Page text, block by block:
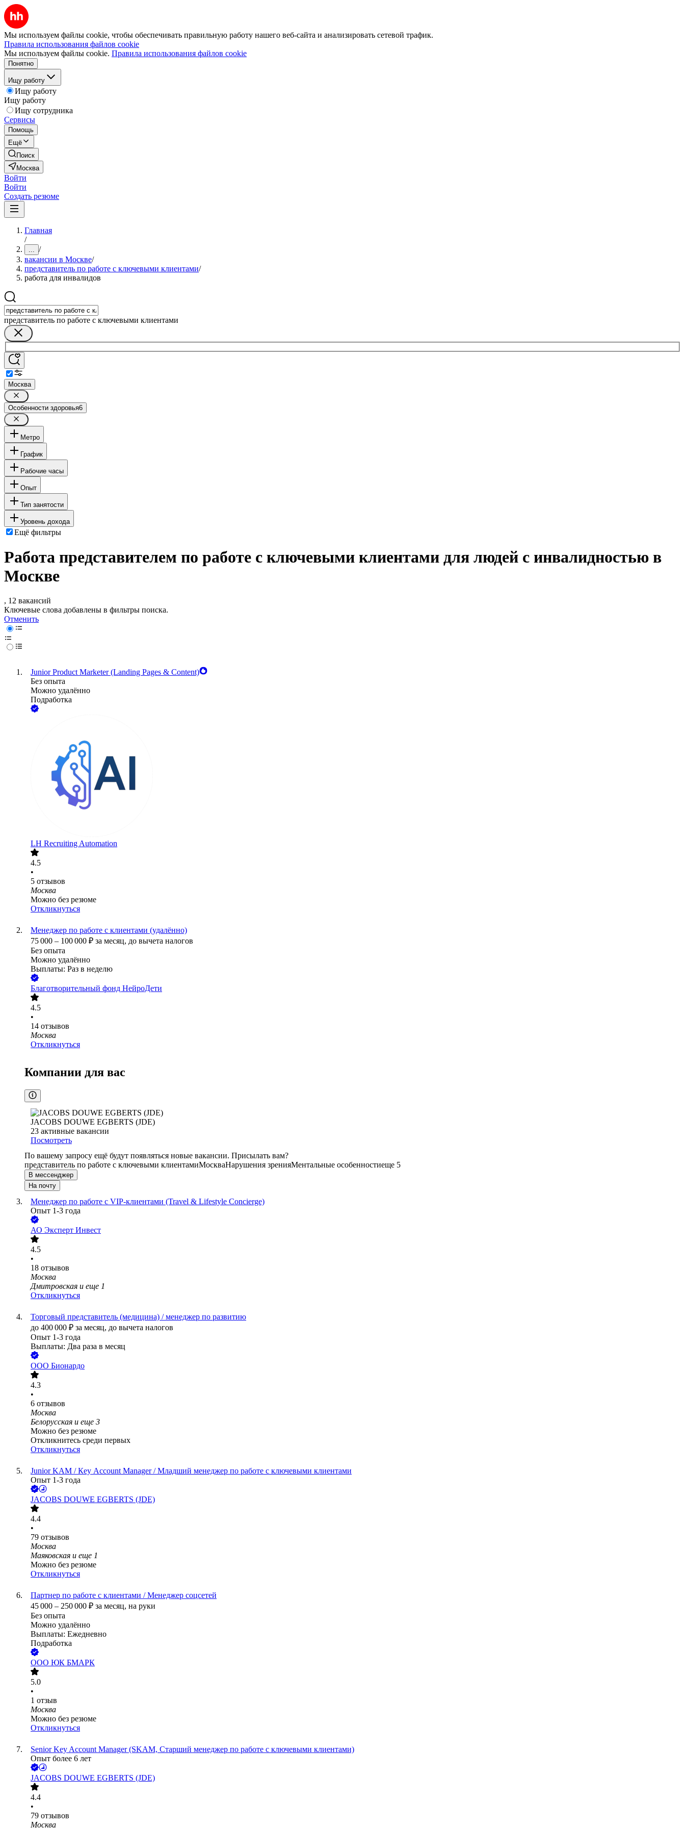
Мы используем файлы cookie, чтобы обеспечивать правильную работу нашего веб-сайта и анализировать сетевой трафик.
Правила использования файлов cookie
Мы используем файлы cookie. Правила использования файлов cookie
Понятно
Ищу работу
Ищу работу
Ищу работу
Ищу сотрудника
Сервисы
Помощь
Ещё
Поиск
Москва
Войти
Войти
Создать резюме
Главная
/
... /
вакансии в Москве/
представитель по работе с ключевыми клиентами/
работа для инвалидов
представитель по работе с ключевыми клиентами
Москва
Особенности здоровья6
Метро
График
Рабочие часы
Опыт
Тип занятости
Уровень дохода
Ещё фильтры
Работа представителем по работе с ключевыми клиентами для людей с инвалидностью в
Москве
, 12 вакансий
Ключевые слова добавлены в фильтры поиска.
Отменить
Junior Product Marketer (Landing Pages & Content)
Без опыта
Можно удалённо
Подработка
LH Recruiting Automation
4.5
•
5 отзывов
Москва
Можно без резюме
Откликнуться
Менеджер по работе с клиентами (удалённо)
75 000 – 100 000 ₽ за месяц, до вычета налогов
Без опыта
Можно удалённо
Выплаты: Раз в неделю
Благотворительный фонд НейроДети
4.5
•
14 отзывов
Москва
Откликнуться
Компании для вас
JACOBS DOUWE EGBERTS (JDE)
23 активные вакансии
Посмотреть
По вашему запросу ещё будут появляться новые вакансии. Присылать вам?
представитель по работе с ключевыми клиентамиМоскваНарушения зренияМентальные особенностиеще 5
В мессенджер
На почту
Менеджер по работе с VIP-клиентами (Travel & Lifestyle Concierge)
Опыт 1-3 года
АО Эксперт Инвест
4.5
•
18 отзывов
Москва
Дмитровская и еще 1
Откликнуться
Торговый представитель (медицина) / менеджер по развитию
до 400 000 ₽ за месяц, до вычета налогов
Опыт 1-3 года
Выплаты: Два раза в месяц
ООО Бионардо
4.3
•
6 отзывов
Москва
Белорусская и еще 3
Можно без резюме
Откликнитесь среди первых
Откликнуться
Junior KAM / Кey Аccount Мanager / Младший менеджер по работе с ключевыми клиентами
Опыт 1-3 года
JACOBS DOUWE EGBERTS (JDE)
4.4
•
79 отзывов
Москва
Маяковская и еще 1
Можно без резюме
Откликнуться
Партнер по работе с клиентами / Менеджер соцсетей
45 000 – 250 000 ₽ за месяц, на руки
Без опыта
Можно удалённо
Выплаты: Ежедневно
Подработка
ООО ЮК БМАРК
5.0
•
1 отзыв
Москва
Можно без резюме
Откликнуться
Senior Key Account Manager (SKAM, Старший менеджер по работе с ключевыми клиентами)
Опыт более 6 лет
JACOBS DOUWE EGBERTS (JDE)
4.4
•
79 отзывов
Москва